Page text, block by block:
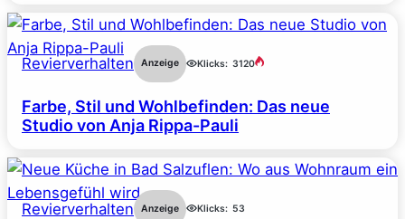
Revierverhalten Anzeige Klicks: 3120
Farbe, Stil und Wohlbefinden: Das neue
Studio von Anja Rippa-Pauli
Revierverhalten Anzeige Klicks: 53